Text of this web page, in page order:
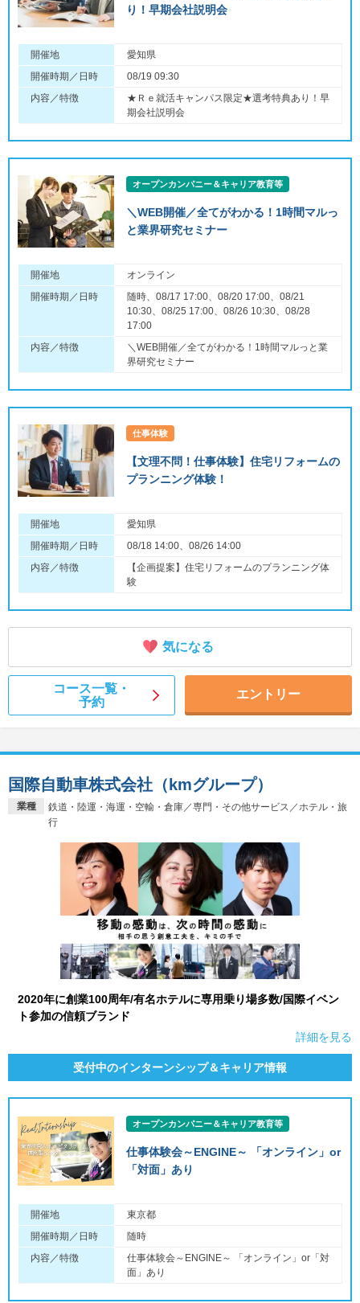
り！早期会社説明会
開催地
愛知県
開催時期／日時
08/19 09:30
内容／特徴
★Ｒｅ就活キャンパス限定★選考特典あり！早
期会社説明会
オープンカンパニー＆キャリア教育等
＼WEB開催／全てがわかる！1時間マルっ
と業界研究セミナー
開催地
オンライン
開催時期／日時
随時、08/17 17:00、08/20 17:00、08/21
10:30、08/25 17:00、08/26 10:30、08/28
17:00
内容／特徴
＼WEB開催／全てがわかる！1時間マルっと業
界研究セミナー
仕事体験
【文理不問！仕事体験】住宅リフォームの
プランニング体験！
開催地
愛知県
開催時期／日時
08/18 14:00、08/26 14:00
内容／特徴
【企画提案】住宅リフォームのプランニング体
験
気になる
コース一覧・
予約
エントリー
業種
鉄道・陸運・海運・空輸・倉庫／専門・その他サービス／ホテル・旅
行
国際自動車株式会社（kmグループ）
2020年に創業100周年/有名ホテルに専用乗り場多数/国際イベン
ト参加の信頼ブランド
詳細を見る
受付中のインターンシップ＆キャリア情報
オープンカンパニー＆キャリア教育等
仕事体験会～ENGINE～ 「オンライン」or
「対面」あり
開催地
東京都
開催時期／日時
随時
内容／特徴
仕事体験会～ENGINE～ 「オンライン」or「対
面」あり